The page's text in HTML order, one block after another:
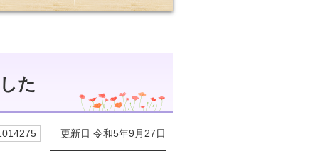
た
更新日 令和5年9月27日